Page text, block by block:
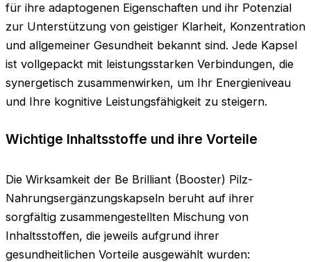
für ihre adaptogenen Eigenschaften und ihr Potenzial
zur Unterstützung von geistiger Klarheit, Konzentration
und allgemeiner Gesundheit bekannt sind. Jede Kapsel
ist vollgepackt mit leistungsstarken Verbindungen, die
synergetisch zusammenwirken, um Ihr Energieniveau
und Ihre kognitive Leistungsfähigkeit zu steigern.
Wichtige Inhaltsstoffe und ihre Vorteile
Die Wirksamkeit der Be Brilliant (Booster) Pilz-
Nahrungsergänzungskapseln beruht auf ihrer
sorgfältig zusammengestellten Mischung von
Inhaltsstoffen, die jeweils aufgrund ihrer
gesundheitlichen Vorteile ausgewählt wurden: